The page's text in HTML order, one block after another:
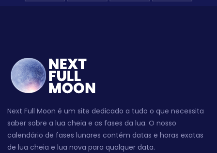
Next Full Moon é um site dedicado a tudo o que necessita
saber sobre a lua cheia e as fases da lua. O nosso
calendário de fases lunares contém datas e horas exatas
de lua cheia e lua nova para qualquer data.